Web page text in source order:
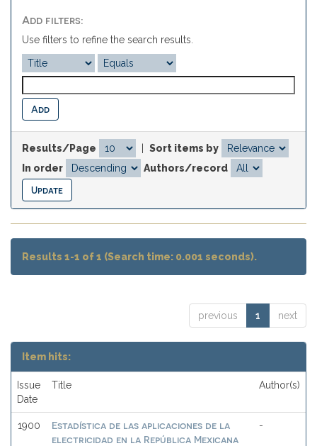
Add filters:
Use filters to refine the search results.
Results/Page
Sort items by
In order
Authors/record
Results 1-1 of 1 (Search time: 0.001 seconds).
previous 1 next
Item hits:
Issue
Date
Title Author(s)
1900
Estadística de las aplicaciones de la
electricidad en la República Mexicana
-